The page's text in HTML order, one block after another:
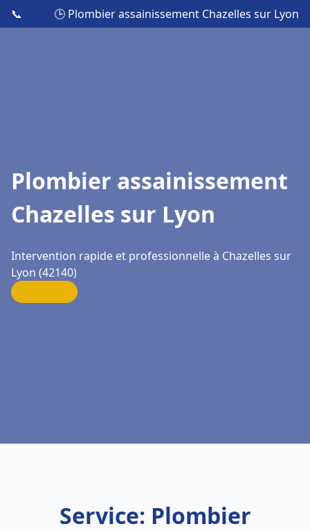
📞 🕒 Plombier assainissement Chazelles sur Lyon
Plombier assainissement
Chazelles sur Lyon
Intervention rapide et professionnelle à Chazelles sur
Lyon (42140)
Service: Plombier